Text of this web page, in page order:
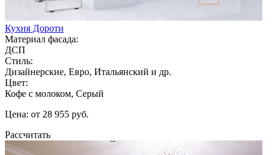
Кухня Дороти
Материал фасада:
ДСП
Стиль:
Дизайнерские, Евро, Итальянский и др.
Цвет:
Кофе с молоком, Серый
Цена: от 28 955 руб.
Рассчитать